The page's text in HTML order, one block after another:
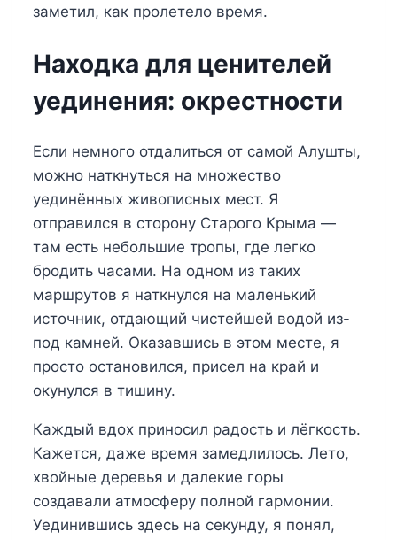
заметил, как пролетело время.
Находка для ценителей
уединения: окрестности
Если немного отдалиться от самой Алушты,
можно наткнуться на множество
уединённых живописных мест. Я
отправился в сторону Старого Крыма —
там есть небольшие тропы, где легко
бродить часами. На одном из таких
маршрутов я наткнулся на маленький
источник, отдающий чистейшей водой из-
под камней. Оказавшись в этом месте, я
просто остановился, присел на край и
окунулся в тишину.
Каждый вдох приносил радость и лёгкость.
Кажется, даже время замедлилось. Лето,
хвойные деревья и далекие горы
создавали атмосферу полной гармонии.
Уединившись здесь на секунду, я понял,